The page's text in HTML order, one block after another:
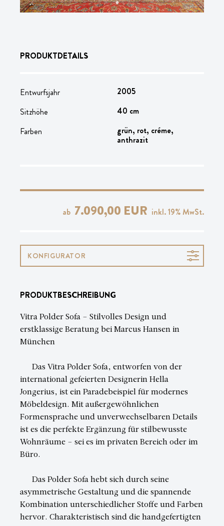
PRODUKTDETAILS
Entwurfsjahr
2005
Sitzhöhe
40 cm
Farben
grün, rot, créme,
anthrazit
ab 7.090,00 EUR inkl.19% MwSt.
KONFIGURATOR
PRODUKTBESCHREIBUNG
Vitra Polder Sofa – Stilvolles Design und
erstklassige Beratung bei Marcus Hansen in
München
Das Vitra Polder Sofa, entworfen von der
international gefeierten Designerin Hella
Jongerius, ist ein Paradebeispiel für modernes
Möbeldesign. Mit außergewöhnlichen
Formensprache und unverwechselbaren Details
ist es die perfekte Ergänzung für stilbewusste
Wohnräume – sei es im privaten Bereich oder im
Büro.
Das Polder Sofa hebt sich durch seine
asymmetrische Gestaltung und die spannende
Kombination unterschiedlicher Stoffe und Farben
hervor. Charakteristisch sind die handgefertigten